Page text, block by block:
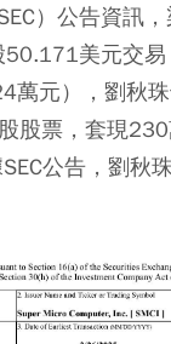
）公告資訊
美元交
萬元），劉秋
股票，套現
公告，劉秋